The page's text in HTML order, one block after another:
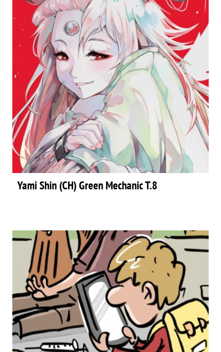
Yami Shin (CH) Green Mechanic T.8